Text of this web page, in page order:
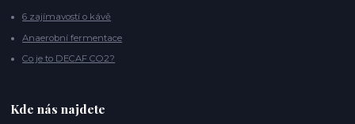
6 zajímavostí o kávě
Anaerobní fermentace
Co je to DECAF CO2?
Kde nás najdete